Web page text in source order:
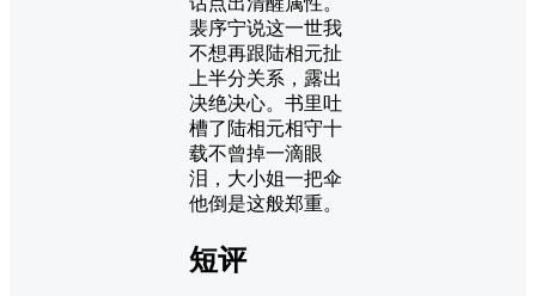
裴序宁说这一世我
不想再跟陆相元扯
上半分关系，露出
决绝决心。书里吐
槽了陆相元相守十
载不曾掉一滴眼
泪，大小姐一把伞
他倒是这般郑重。
短评